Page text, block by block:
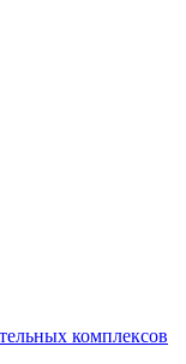
комплексов